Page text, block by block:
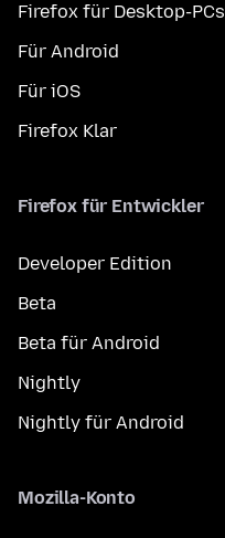
Firefox für Desktop-PCs
Für Android
Für iOS
Firefox Klar
Firefox für Entwickler
Developer Edition
Beta
Beta für Android
Nightly
Nightly für Android
Mozilla-Konto